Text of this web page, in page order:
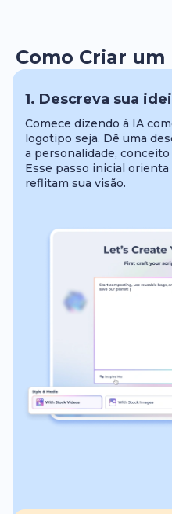
Como Criar
1. Descreva sua
Comece dizendo à IA
logotipo seja. Dê uma
a personalidade, conceito
Esse passo inicial
reflitam sua visão.